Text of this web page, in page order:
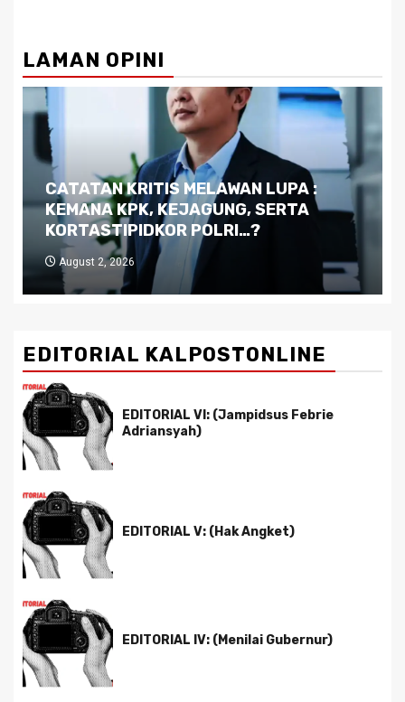
LAMAN OPINI
Dilema Kaltim di Tengah Krisis:
Kutukan Sumber Daya Alam dan
Pemimpin yang Tak Kreatif
July 29, 2026
EDITORIAL KALPOSTONLINE
EDITORIAL VI: (Jampidsus Febrie
Adriansyah)
EDITORIAL V: (Hak Angket)
EDITORIAL IV: (Menilai Gubernur)